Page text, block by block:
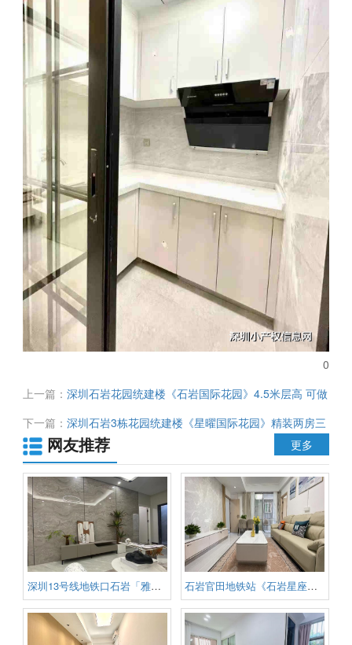
0
上一篇：深圳石岩花园统建楼《石岩国际花园》4.5米层高 可做
复式 单价仅13800元/㎡起 通天然气 带停车场 无条件分期
下一篇：深圳石岩3栋花园统建楼《星曜国际花园》精装两房三
房 首付39.8万起 无条件分期5年 楼下石岩湖湿地公园
网友推荐 更多
深圳13号线地铁口石岩「雅居花园 石岩官田地铁站《石岩星座》电梯